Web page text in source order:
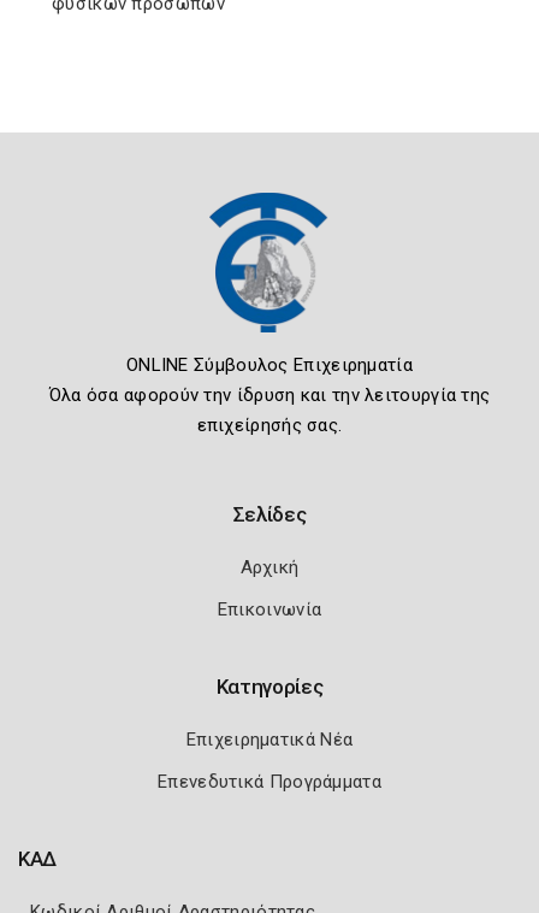
ONLINE Σύμβουλος Επιχειρηματία
Όλα όσα αφορούν την ίδρυση και την λειτουργία της
επιχείρησής σας.
Σελίδες
Αρχική
Επικοινωνία
Κατηγορίες
Επιχειρηματικά Νέα
Επενεδυτικά Προγράμματα
ΚΑΔ